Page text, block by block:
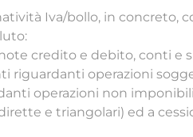
Iva/bollo, in concreto,
credito e debito, conti e
riguardanti operazioni
operazioni non
e triangolari) ed a